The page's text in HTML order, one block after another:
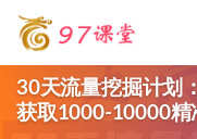
30天流量挖掘计划
获取1000-10000精